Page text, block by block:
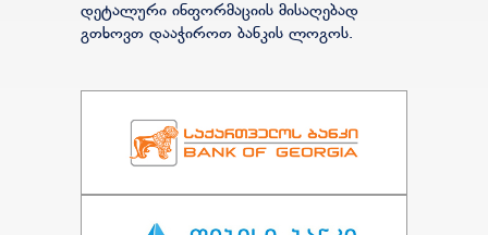
დეტალური ინფორმაციის მისაღებად
გთხოვთ დააჭიროთ ბანკის ლოგოს.